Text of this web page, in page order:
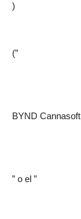
)
(”
BYND Cannasoft
” o el ”